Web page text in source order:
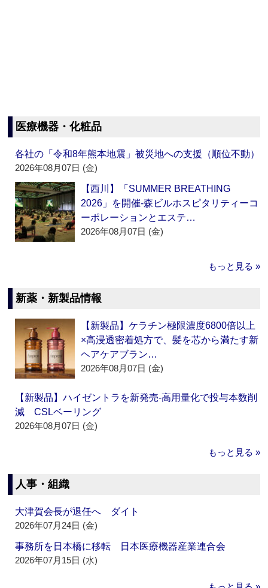
医療機器・化粧品
各社の「令和8年熊本地震」被災地への支援（順位不動）
2026年08月07日 (金)
【西川】「SUMMER BREATHING
2026」を開催‐森ビルホスピタリティーコ
ーポレーションとエステ…
2026年08月07日 (金)
もっと見る »
新薬・新製品情報
【新製品】ケラチン極限濃度6800倍以上
×高浸透密着処方で、髪を芯から満たす新
ヘアケアブラン…
2026年08月07日 (金)
【新製品】ハイゼントラを新発売‐高用量化で投与本数削
減 CSLベーリング
2026年08月07日 (金)
もっと見る »
人事・組織
大津賀会長が退任へ ダイト
2026年07月24日 (金)
事務所を日本橋に移転 日本医療機器産業連合会
2026年07月15日 (水)